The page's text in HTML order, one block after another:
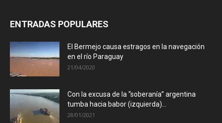
ENTRADAS POPULARES
El Bermejo causa estragos en la navegación
en el río Paraguay
21/04/2020
Con la excusa de la “soberanía” argentina
tumba hacia babor (izquierda)...
28/01/2021